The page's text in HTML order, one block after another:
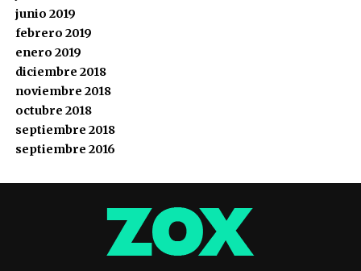
junio 2019
febrero 2019
enero 2019
diciembre 2018
noviembre 2018
octubre 2018
septiembre 2018
septiembre 2016